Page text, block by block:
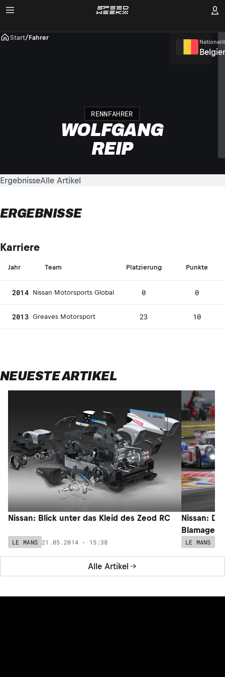
Start/Fahrer
RENNFAHRER
WOLFGANG
REIP
ErgebnisseAlle Artikel
ERGEBNISSE
Karriere
Jahr Team Platzierung Punkte
2014 Nissan Motorsports Global 0 0
2013 Greaves Motorsport 23 10
NEUESTE ARTIKEL
Alle Artikel
Nissan: Blick unter das Kleid des Zeod RC
LE MANS 21.05.2014 - 15:38
Nissan:
Blamage?
LE MANS